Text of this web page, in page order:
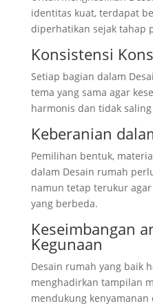
identitas kuat, terdapat
diperhatikan sejak tahap
Konsistensi
Setiap bagian dalam
tema yang sama agar
harmonis dan tidak
Keberanian
Pemilihan bentuk,
dalam Desain rumah
namun tetap terukur
yang berbeda.
Keseimbangan
Kegunaan
Desain rumah yang baik
menghadirkan tampilan
mendukung